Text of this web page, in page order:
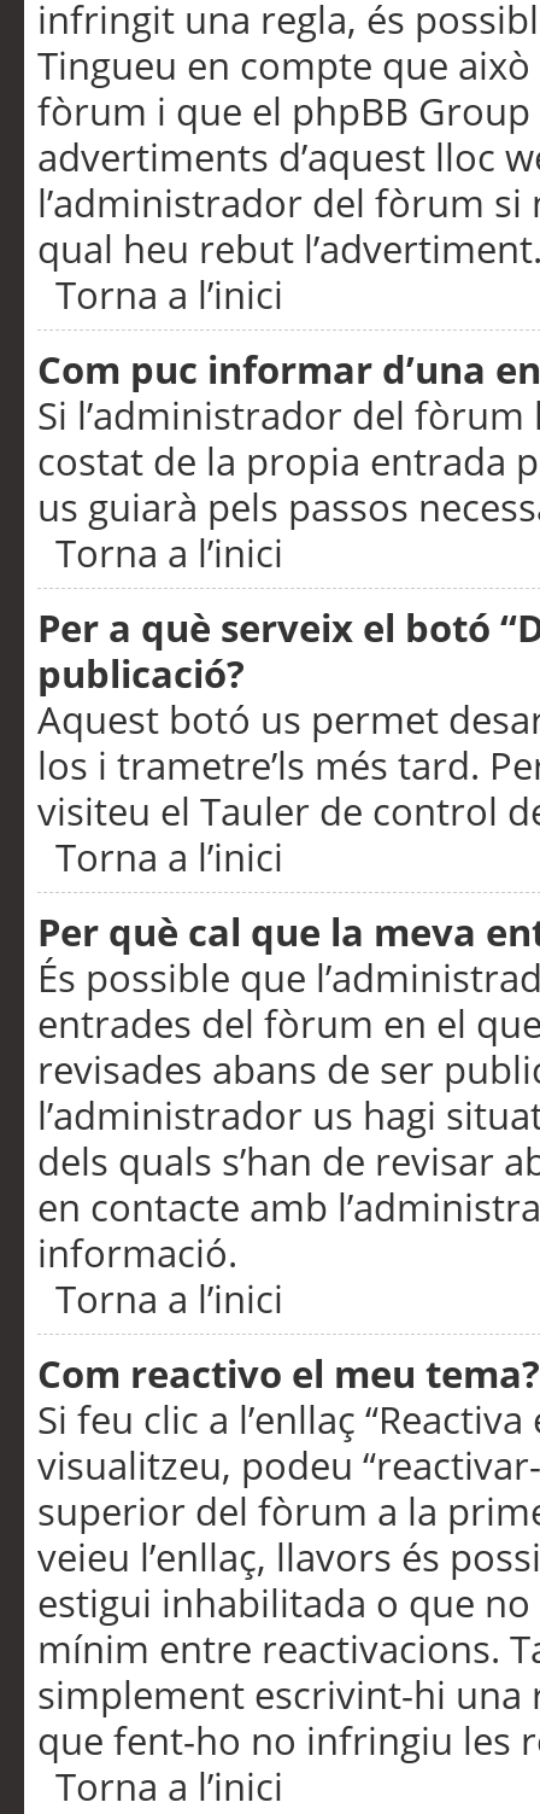
infringit una regla, és
Tingueu en compte que
fòrum i que el phpBB
advertiments d’aquest lloc
l’administrador del fòrum
qual heu rebut
Torna a l’inici
Com puc informar d’una
Si l’administrador del
costat de la propia entrada
us guiarà pels passos
Torna a l’inici
Per a què serveix el botó
publicació?
Aquest botó us permet
los i trametre’ls més tard.
visiteu el Tauler de control
Torna a l’inici
Per què cal que la meva
És possible que
entrades del fòrum en el
revisades abans de ser
l’administrador us hagi
dels quals s’han de revisar
en contacte amb
informació.
Torna a l’inici
Com reactivo el meu tema?
Si feu clic a l’enllaç
visualitzeu, podeu
superior del fòrum a la
veieu l’enllaç, llavors és
estigui inhabilitada o que
mínim entre reactivacions.
simplement escrivint-hi una
que fent-ho no infringiu les
Torna a l’inici